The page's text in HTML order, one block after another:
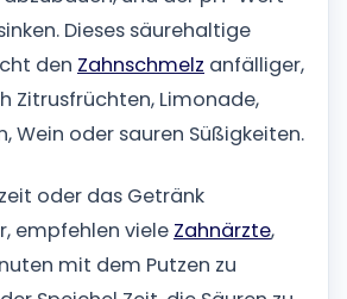
Dieses säurehaltige
den Zahnschmelz anfälliger,
Zitrusfrüchten, Limonade,
Wein oder sauren Süßigkeiten.
oder das Getränk
empfehlen viele Zahnärzte,
mit dem Putzen zu